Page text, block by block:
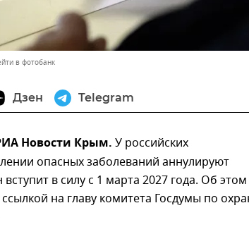
в фотобанк
Дзен Telegram
Новости Крым. У российских
опасных заболеваний аннулируют
в силу с 1 марта 2027 года. Об этом
на главу комитета Госдумы по